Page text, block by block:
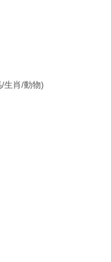
生肖/動物)